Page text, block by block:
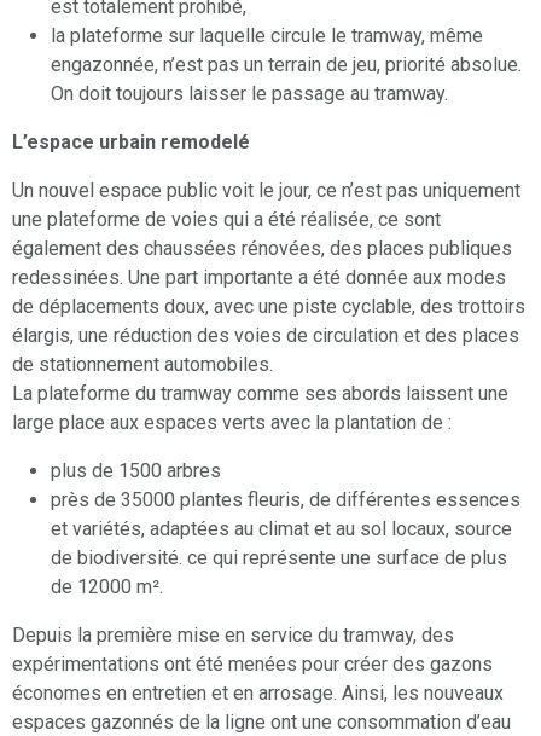
est totalement prohibé,
la plateforme sur laquelle circule le tramway, même
engazonnée, n’est pas un terrain de jeu, priorité absolue.
On doit toujours laisser le passage au tramway.
L’espace urbain remodelé
Un nouvel espace public voit le jour, ce n’est pas uniquement
une plateforme de voies qui a été réalisée, ce sont
également des chaussées rénovées, des places publiques
redessinées. Une part importante a été donnée aux modes
de déplacements doux, avec une piste cyclable, des trottoirs
élargis, une réduction des voies de circulation et des places
de stationnement automobiles.
La plateforme du tramway comme ses abords laissent une
large place aux espaces verts avec la plantation de :
plus de 1500 arbres
près de 35000 plantes fleuris, de différentes essences
et variétés, adaptées au climat et au sol locaux, source
de biodiversité. ce qui représente une surface de plus
de 12000 m².
Depuis la première mise en service du tramway, des
expérimentations ont été menées pour créer des gazons
économes en entretien et en arrosage. Ainsi, les nouveaux
espaces gazonnés de la ligne ont une consommation d’eau